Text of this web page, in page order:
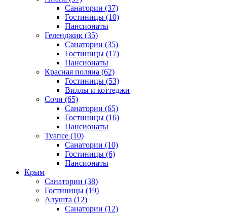
Санатории (37)
Гостиницы (10)
Пансионаты
Геленджик (35)
Санатории (35)
Гостиницы (17)
Пансионаты
Красная поляна (62)
Гостиницы (53)
Виллы и коттеджи
Сочи (65)
Санатории (65)
Гостиницы (16)
Пансионаты
Туапсе (10)
Санатории (10)
Гостиницы (6)
Пансионаты
Крым
Санатории (38)
Гостиницы (19)
Алушта (12)
Санатории (12)